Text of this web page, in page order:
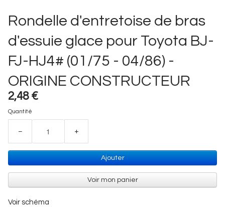
Rondelle d'entretoise de bras
d'essuie glace pour Toyota BJ-
FJ-HJ4# (01/75 - 04/86) -
ORIGINE CONSTRUCTEUR
2,48 €
Quantité
− +
Ajouter
Voir mon panier
Voir schéma